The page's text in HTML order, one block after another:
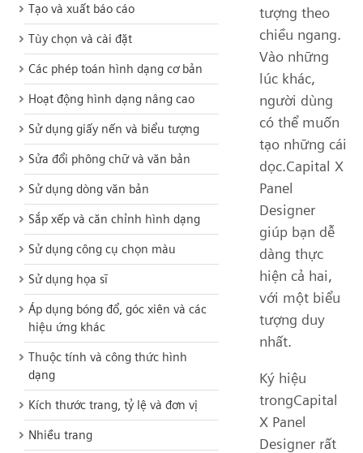
Tạo và xuất báo cáo
Tùy chọn và cài đặt
Các phép toán hình dạng cơ bản
Hoạt động hình dạng nâng cao
Sử dụng giấy nến và biểu tượng
Sửa đổi phông chữ và văn bản
Sử dụng dòng văn bản
Sắp xếp và căn chỉnh hình dạng
Sử dụng công cụ chọn màu
Sử dụng họa sĩ
Áp dụng bóng đổ, góc xiên và các
hiệu ứng khác
Thuộc tính và công thức hình
dạng
Kích thước trang, tỷ lệ và đơn vị
Nhiều trang
tượng theo
chiều ngang.
Vào những
lúc khác,
người dùng
có thể muốn
tạo những cái
dọc.Capital X
Panel
Designer
giúp bạn dễ
dàng thực
hiện cả hai,
với một biểu
tượng duy
nhất.
Ký hiệu
trongCapital
X Panel
Designer rất